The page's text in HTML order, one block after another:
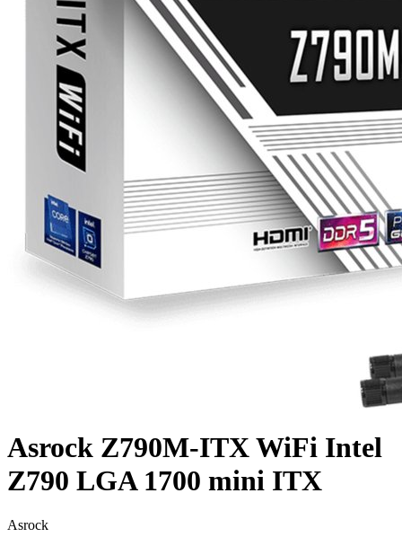
Asrock Z790M-ITX WiFi Intel
Z790 LGA 1700 mini ITX
Asrock